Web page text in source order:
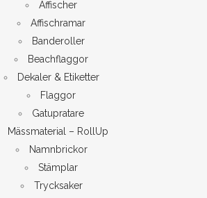
Affischer
Affischramar
Banderoller
Beachflaggor
Dekaler & Etiketter
Flaggor
Gatupratare
Mässmaterial – RollUp
Namnbrickor
Stämplar
Trycksaker